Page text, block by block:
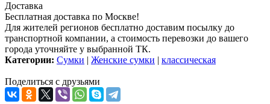
Доставка
Бесплатная доставка по Москве!
Для жителей регионов бесплатно доставим посылку до
транспортной компании, а стоимость перевозки до вашего
города уточняйте у выбранной ТК.
Категории: Сумки | Женские сумки | классическая
Поделиться с друзьями